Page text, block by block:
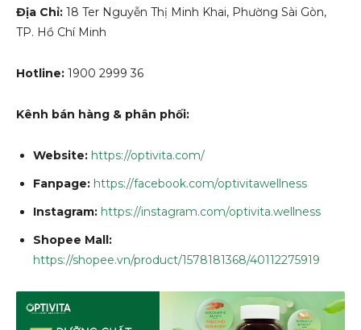
Địa Chỉ: 18 Ter Nguyễn Thị Minh Khai, Phường Sài Gòn,
TP. Hồ Chí Minh
Hotline: 1900 2999 36
Kênh bán hàng & phân phối:
Website: https://optivita.com/
Fanpage: https://facebook.com/optivitawellness
Instagram: https://instagram.com/optivita.wellness
Shopee Mall:
https://shopee.vn/product/1578181368/40112275919